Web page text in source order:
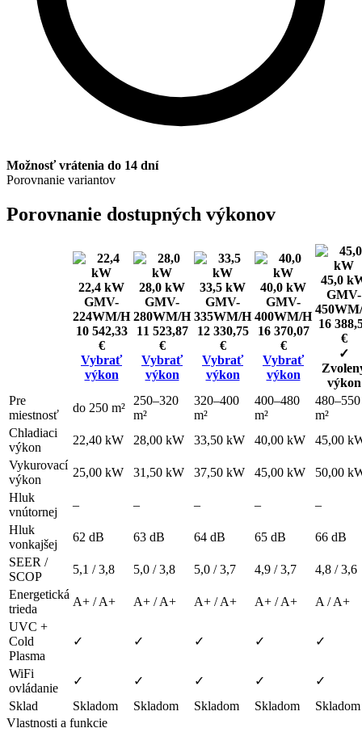
Možnosť vrátenia do 14 dní
Porovnanie variantov
Porovnanie dostupných výkonov
22,4 kW
GMV-
224WM/H
10 542,33
€
Vybrať
výkon
28,0 kW
GMV-
280WM/H
11 523,87
€
Vybrať
výkon
33,5 kW
GMV-
335WM/H
12 330,75
€
Vybrať
výkon
40,0 kW
GMV-
400WM/H
16 370,07
€
Vybrať
výkon
45,0
GMV-
16
€
✓
výkon
Pre
miestnosť
do 250 m²
250–320
m²
320–400
m²
400–480
m²
480–550
m²
Chladiaci
výkon
22,40 kW 28,00 kW 33,50 kW 40,00 kW
45,00
Vykurovací
výkon
25,00 kW 31,50 kW 37,50 kW 45,00 kW
50,00
Hluk
vnútornej
– – – –
–
Hluk
vonkajšej
62 dB 63 dB 64 dB 65 dB
66 dB
SEER /
SCOP
5,1 / 3,8 5,0 / 3,8 5,0 / 3,7 4,9 / 3,7
4,8 / 3,6
Energetická
trieda
A+ / A+ A+ / A+ A+ / A+ A+ / A+
A / A+
UVC +
Cold
Plasma
✓ ✓ ✓ ✓ ✓
WiFi
ovládanie
✓ ✓ ✓ ✓
✓
Sklad
Skladom Skladom Skladom Skladom
Skladom
Vlastnosti a funkcie